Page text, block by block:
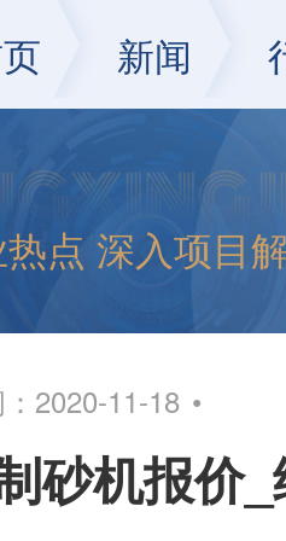
新闻
点 深入项目
2020-11-18
砂机报价